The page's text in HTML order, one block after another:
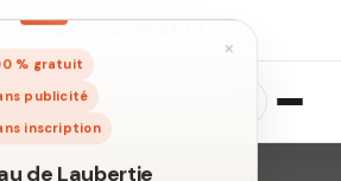
et activités GRATUIT
×
100 % gratuit
Sans publicité